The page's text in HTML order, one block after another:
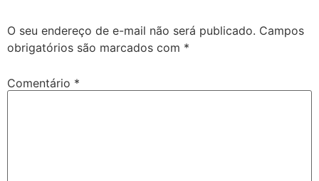
O seu endereço de e-mail não será publicado. Campos
obrigatórios são marcados com *
Comentário *